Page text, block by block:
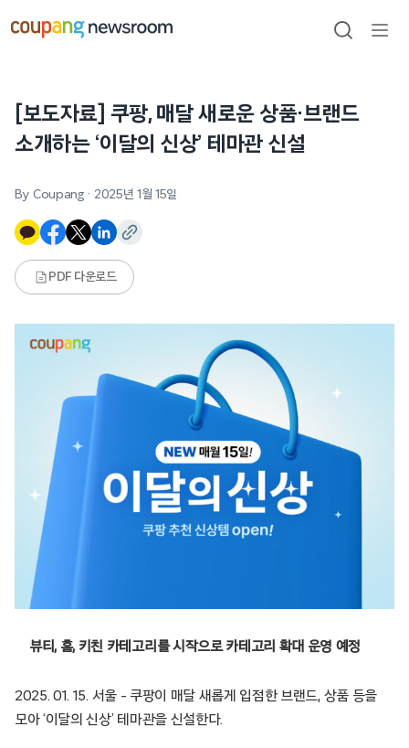
건너뛰기
검색
[보도자료] 쿠팡, 매달 새로운 상품·브랜드
소개하는 ‘이달의 신상’ 테마관 신설
By Coupang · 2025년 1월 15일
PDF 다운로드
뷰티, 홈, 키친 카테고리를 시작으로 카테고리 확대 운영 예정
2025. 01. 15. 서울 – 쿠팡이 매달 새롭게 입점한 브랜드, 상품 등을
모아 ‘이달의 신상’ 테마관을 신설한다.